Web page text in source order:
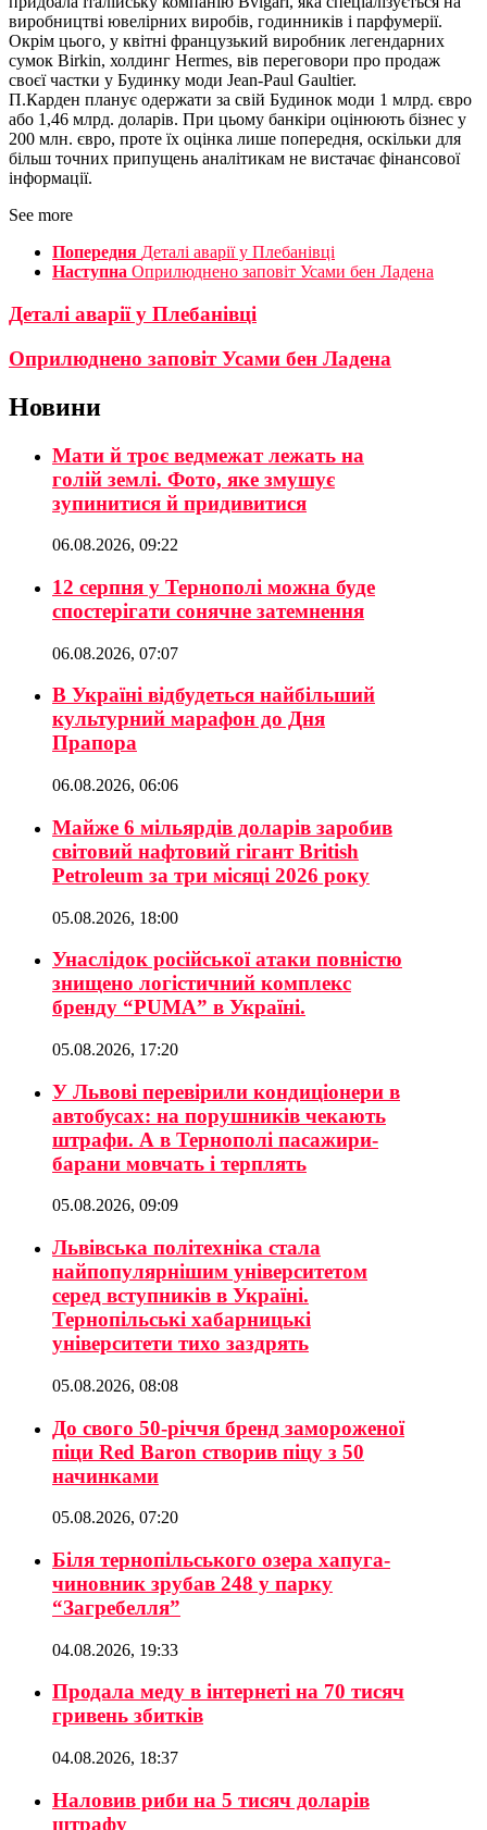
виробництві ювелірних виробів, годинників і парфумерії.
Окрім цього, у квітні французький виробник легендарних
сумок Birkin, холдинг Hermes, вів переговори про продаж
своєї частки у Будинку моди Jean-Paul Gaultier.
П.Карден планує одержати за свій Будинок моди 1 млрд. євро
або 1,46 млрд. доларів. При цьому банкіри оцінюють бізнес у
200 млн. євро, проте їх оцінка лише попередня, оскільки для
більш точних припущень аналітикам не вистачає фінансової
інформації.
See more
Попередня Деталі аварії у Плебанівці
Наступна Оприлюднено заповіт Усами бен Ладена
Деталі аварії у Плебанівці
Оприлюднено заповіт Усами бен Ладена
Новини
Мати й троє ведмежат лежать на
голій землі. Фото, яке змушує
зупинитися й придивитися
06.08.2026, 09:22
12 серпня у Тернополі можна буде
спостерігати сонячне затемнення
06.08.2026, 07:07
В Україні відбудеться найбільший
культурний марафон до Дня
Прапора
06.08.2026, 06:06
Майже 6 мільярдів доларів заробив
світовий нафтовий гігант British
Petroleum за три місяці 2026 року
05.08.2026, 18:00
Унаслідок російської атаки повністю
знищено логістичний комплекс
бренду “PUMA” в Україні.
05.08.2026, 17:20
У Львові перевірили кондиціонери в
автобусах: на порушників чекають
штрафи. А в Тернополі пасажири-
барани мовчать і терплять
05.08.2026, 09:09
Львівська політехніка стала
найпопулярнішим університетом
серед вступників в Україні.
Тернопільські хабарницькі
університети тихо заздрять
05.08.2026, 08:08
До свого 50-річчя бренд замороженої
піци Red Baron створив піцу з 50
начинками
05.08.2026, 07:20
Біля тернопільського озера хапуга-
чиновник зрубав 248 у парку
“Загребелля”
04.08.2026, 19:33
Продала меду в інтернеті на 70 тисяч
гривень збитків
04.08.2026, 18:37
Наловив риби на 5 тисяч доларів
штрафу